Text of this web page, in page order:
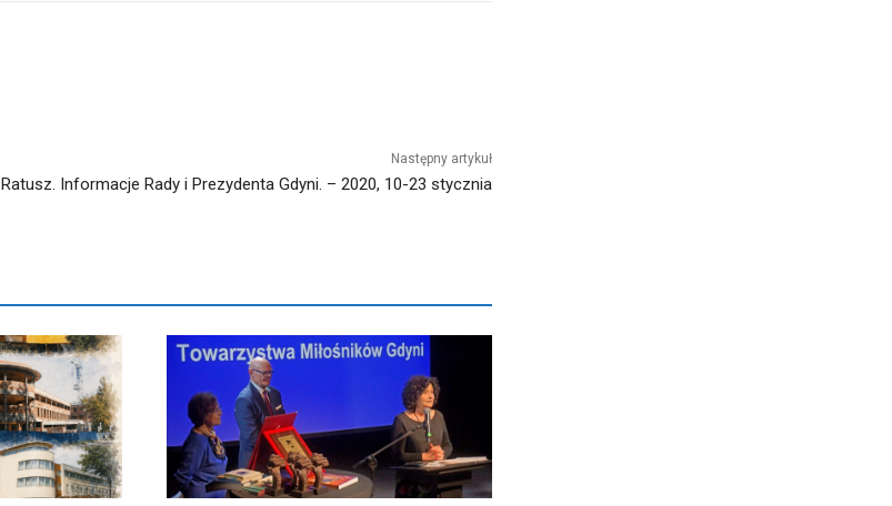
Następny artykuł
Ratusz. Informacje Rady i Prezydenta Gdyni. – 2020, 10-23 stycznia